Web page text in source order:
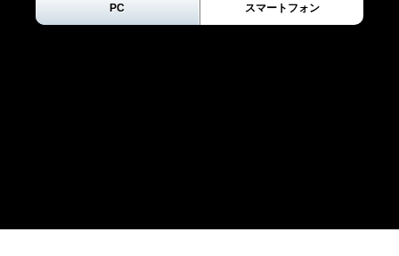
PC スマートフォン